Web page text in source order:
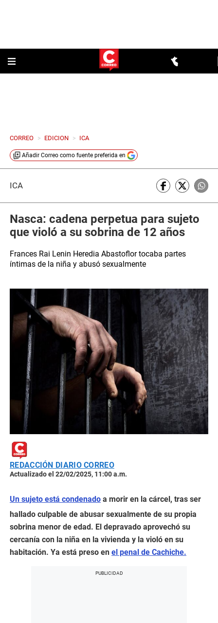
CORREO > EDICION > ICA
Añadir Correo como fuente preferida en
ICA
Nasca: cadena perpetua para sujeto
que violó a su sobrina de 12 años
Frances Rai Lenin Heredia Abastoflor tocaba partes
íntimas de la niña y abusó sexualmente
REDACCIÓN DIARIO CORREO
Actualizado el 22/02/2025, 11:00 a.m.
Un sujeto está condenado a morir en la cárcel, tras ser
hallado culpable de abusar sexualmente de su propia
sobrina menor de edad. El depravado aprovechó su
cercanía con la niña en la vivienda y la violó en su
habitación. Ya está preso en el penal de Cachiche.